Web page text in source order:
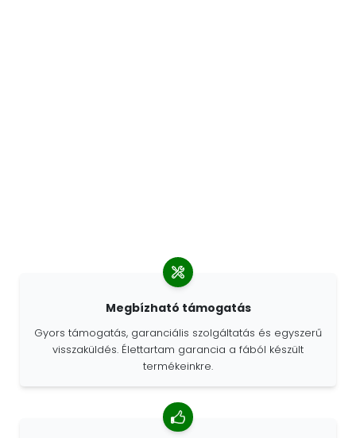
Megbízható támogatás
Gyors támogatás, garanciális szolgáltatás és egyszerű
visszaküldés. Élettartam garancia a fából készült
termékeinkre.